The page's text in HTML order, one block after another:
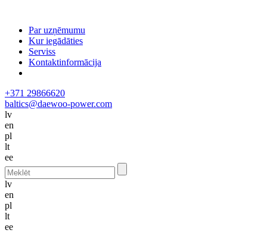
Par uzņēmumu
Kur iegādāties
Serviss
Kontaktinformācija
+371 29866620
baltics@daewoo-power.com
lv
en
pl
lt
ee
lv
en
pl
lt
ee